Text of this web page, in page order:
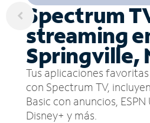
Spectrum
streaming
Springville,
Tus aplicaciones
con Spectrum TV,
Basic con anuncios, ESPN
Disney+ y más.